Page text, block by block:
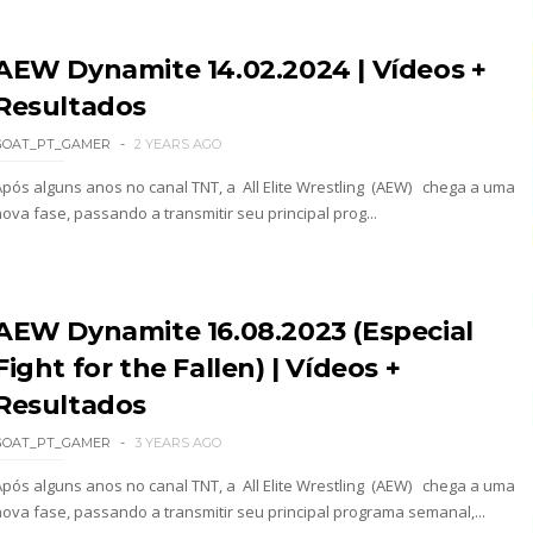
perto de interromper combate de Brie Bella
sem Brie Bella
All In
no México revelado
propostas após saída da WWE e pondera
Dynamite 14.02.2024 | Vídeos +
2 YEARS AGO
alguns anos no canal TNT, a All Elite Wrestling (AEW) chega a uma
fase, passando a transmitir seu principal prog...
Dynamite 16.08.2023 (Especial
for the Fallen) | Vídeos +
3 YEARS AGO
alguns anos no canal TNT, a All Elite Wrestling (AEW) chega a uma
fase, passando a transmitir seu principal programa semanal,...